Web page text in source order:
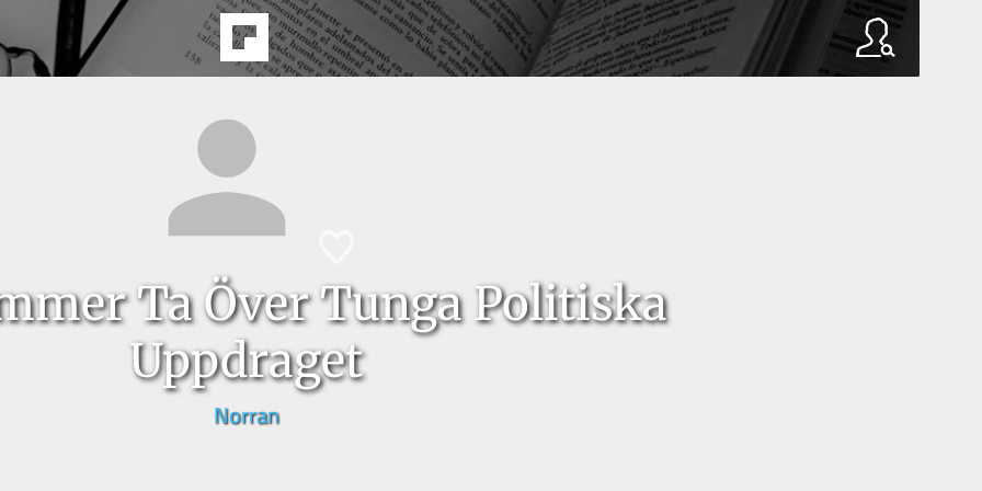
Ta Över Tunga Politiska
Uppdraget
Norran